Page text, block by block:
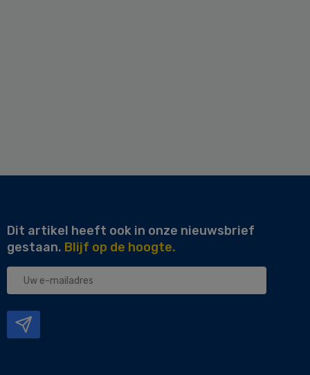
Dit artikel heeft ook in onze nieuwsbrief
gestaan. Blijf op de hoogte.
Uw